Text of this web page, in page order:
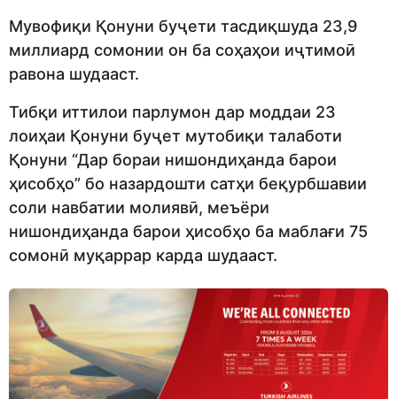
Мувофиқи Қонуни буҷети тасдиқшуда 23,9
миллиард сомонии он ба соҳаҳои иҷтимоӣ
равона шудааст.
Тибқи иттилои парлумон дар моддаи 23
лоиҳаи Қонуни буҷет мутобиқи талаботи
Қонуни “Дар бораи нишондиҳанда барои
ҳисобҳо” бо назардошти сатҳи беқурбшавии
соли навбатии молиявӣ, меъёри
нишондиҳанда барои ҳисобҳо ба маблағи 75
сомонӣ муқаррар карда шудааст.